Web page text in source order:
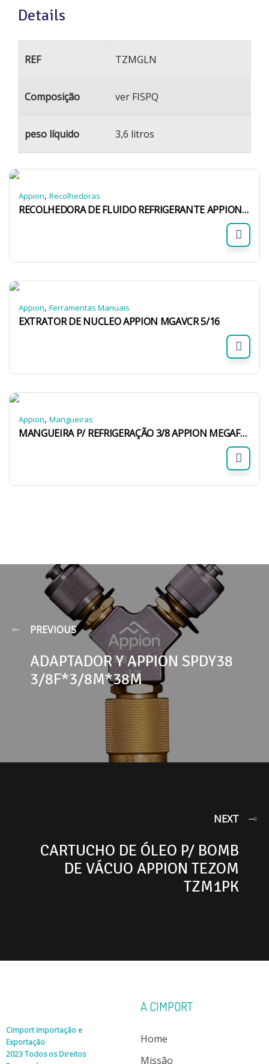
Details
REF TZMGLN
Composição ver FISPQ
peso líquido 3,6 litros
Appion, Recolhedoras
RECOLHEDORA DE FLUIDO REFRIGERANTE APPION G5TWIN PISTÃO DUPLO A2L 220V
Appion, Ferramentas Manuais
EXTRATOR DE NUCLEO APPION MGAVCR 5/16
Appion, Mangueiras
MANGUEIRA P/ REFRIGERAÇÃO 3/8 APPION MEGAFLOW MH380006EAR 1/4X3/8 1,8M 800/4000 PSI
PREVIOUS
ADAPTADOR Y APPION SPDY38
3/8F*3/8M*38M
NEXT
CARTUCHO DE ÓLEO P/ BOMB
DE VÁCUO APPION TEZOM
TZM1PK
Cimport Importação e
Exportação
2023 Todos os Direitos
A CIMPORT
Home
Missão